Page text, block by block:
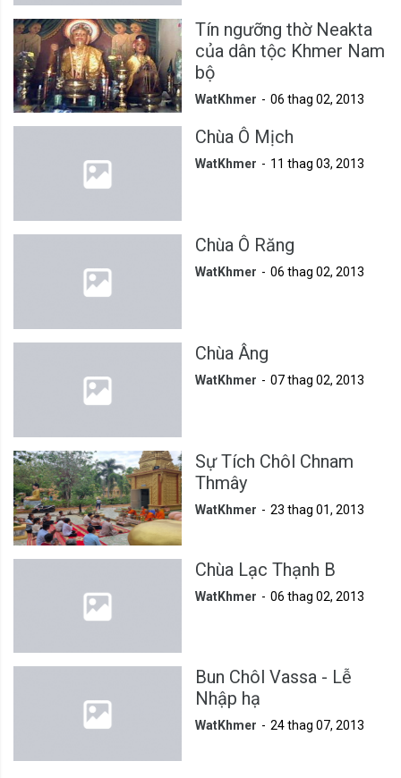
Tín ngưỡng thờ Neakta
của dân tộc Khmer Nam
bộ
WatKhmer 06 thag 02, 2013
Chùa Ô Mịch
WatKhmer 11 thag 03, 2013
Chùa Ô Răng
WatKhmer 06 thag 02, 2013
Chùa Âng
WatKhmer 07 thag 02, 2013
Sự Tích Chôl Chnam
Thmây
WatKhmer 23 thag 01, 2013
Chùa Lạc Thạnh B
WatKhmer 06 thag 02, 2013
Bun Chôl Vassa - Lễ
Nhập hạ
WatKhmer 24 thag 07, 2013